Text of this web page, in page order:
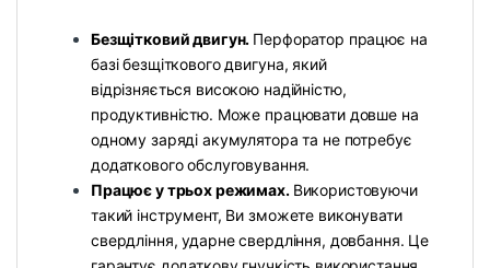
Безщітковий двигун. Перфоратор працює на
базі безщіткового двигуна, який
відрізняється високою надійністю,
продуктивністю. Може працювати довше на
одному заряді акумулятора та не потребує
додаткового обслуговування.
Працює у трьох режимах. Використовуючи
такий інструмент, Ви зможете виконувати
свердління, ударне свердління, довбання. Це